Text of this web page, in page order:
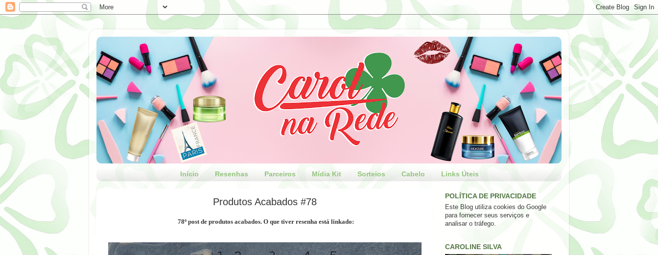
Início Resenhas Parceiros Mídia Kit Sorteios Cabelo Links Úteis
Produtos Acabados #78
78º post de produtos acabados. O que tiver resenha está linkado:
POLÍTICA DE PRIVACIDADE
Este Blog utiliza cookies do Google
para fornecer seus serviços e
analisar o tráfego.
CAROLINE SILVA